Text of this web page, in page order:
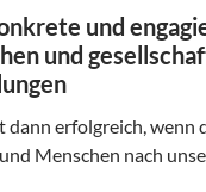
und
und
dann erfolgreich, wenn
Menschen nach